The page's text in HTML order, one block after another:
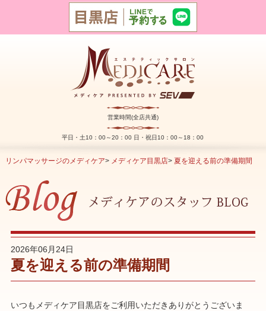
営業時間(全店共通)
平日・土10：00～20：00 日・祝日10：00～18：00
リンパマッサージのメディケア> メディケア目黒店> 夏を迎える前の準備期間
2026年06月24日
夏を迎える前の準備期間
いつもメディケア目黒店をご利用いただきありがとうございま